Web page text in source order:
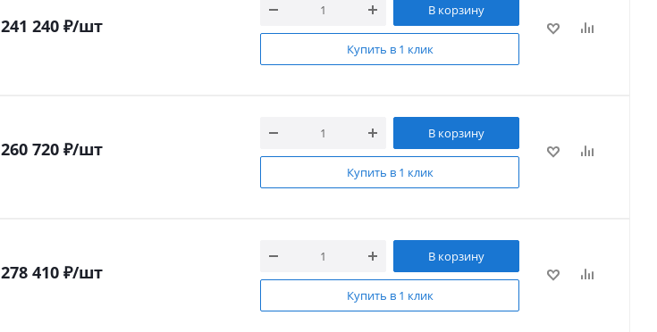
241 240 ₽/шт
В корзину
Купить в 1 клик
260 720 ₽/шт
В корзину
Купить в 1 клик
278 410 ₽/шт
В корзину
Купить в 1 клик